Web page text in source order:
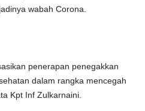
wabah Corona.
penerapan penegakkan
dalam rangka mencegah
Kpt Inf Zulkarnaini.